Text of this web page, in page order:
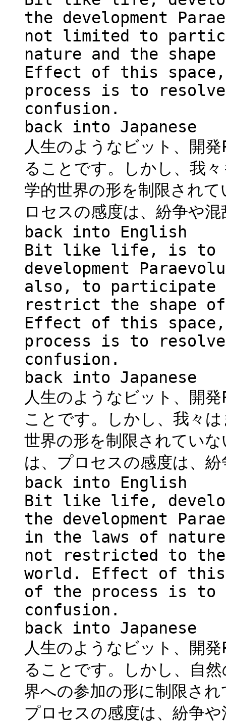
the development
not limited to
nature and the
Effect of this
process is to
confusion.
back into Japanese
人生のようなビット、開
ることです。しかし、我
学的世界の形を制限され
ロセスの感度は、紛争や
back into English
Bit like life, is to
development
also, to participate
restrict the shape
Effect of this
process is to
confusion.
back into Japanese
人生のようなビット、開
ことです。しかし、我々
世界の形を制限されてい
は、プロセスの感度は、
back into English
Bit like life,
the development
in the laws of
not restricted to
world. Effect of
of the process is to
confusion.
back into Japanese
人生のようなビット、開
ることです。しかし、自
界への参加の形に制限さ
プロセスの感度は、紛争